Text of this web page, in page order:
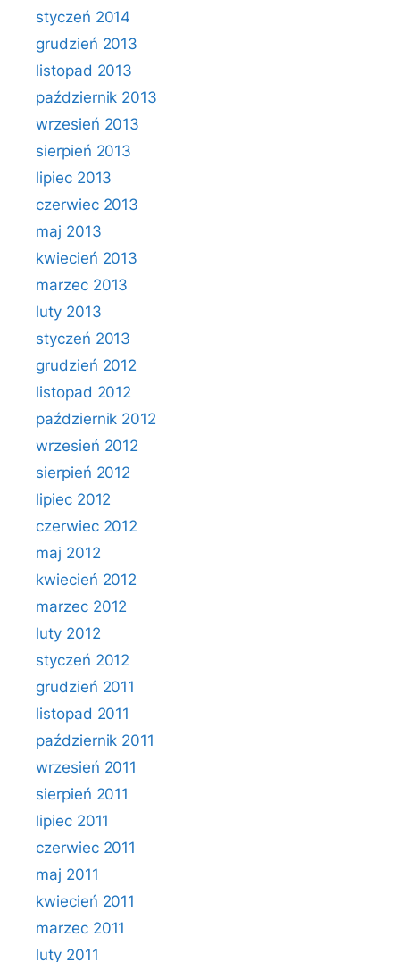
styczeń 2014
grudzień 2013
listopad 2013
październik 2013
wrzesień 2013
sierpień 2013
lipiec 2013
czerwiec 2013
maj 2013
kwiecień 2013
marzec 2013
luty 2013
styczeń 2013
grudzień 2012
listopad 2012
październik 2012
wrzesień 2012
sierpień 2012
lipiec 2012
czerwiec 2012
maj 2012
kwiecień 2012
marzec 2012
luty 2012
styczeń 2012
grudzień 2011
listopad 2011
październik 2011
wrzesień 2011
sierpień 2011
lipiec 2011
czerwiec 2011
maj 2011
kwiecień 2011
marzec 2011
luty 2011